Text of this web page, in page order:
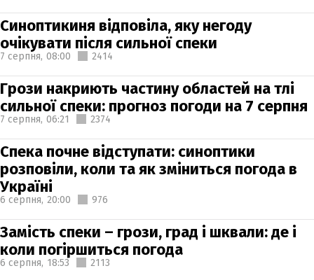
Синоптикиня відповіла, яку негоду
очікувати після сильної спеки
7 серпня, 08:00 2414
Грози накриють частину областей на тлі
сильної спеки: прогноз погоди на 7 серпня
7 серпня, 06:21 2374
Спека почне відступати: синоптики
розповіли, коли та як зміниться погода в
Україні
6 серпня, 20:00 976
Замість спеки – грози, град і шквали: де і
коли погіршиться погода
6 серпня, 18:53 2113